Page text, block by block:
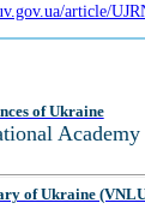
article/
of Ukraine
of Ukraine